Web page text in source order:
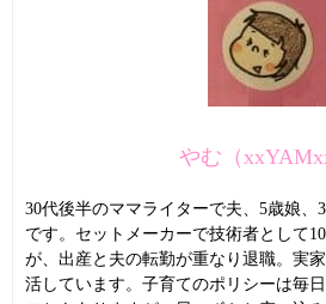
やむ（
30代後半のママライターで夫、5歳娘、
です。セットメーカーで技術者として
が、出産と夫の転勤が重なり退職。実
活しています。子育てのポリシーは毎